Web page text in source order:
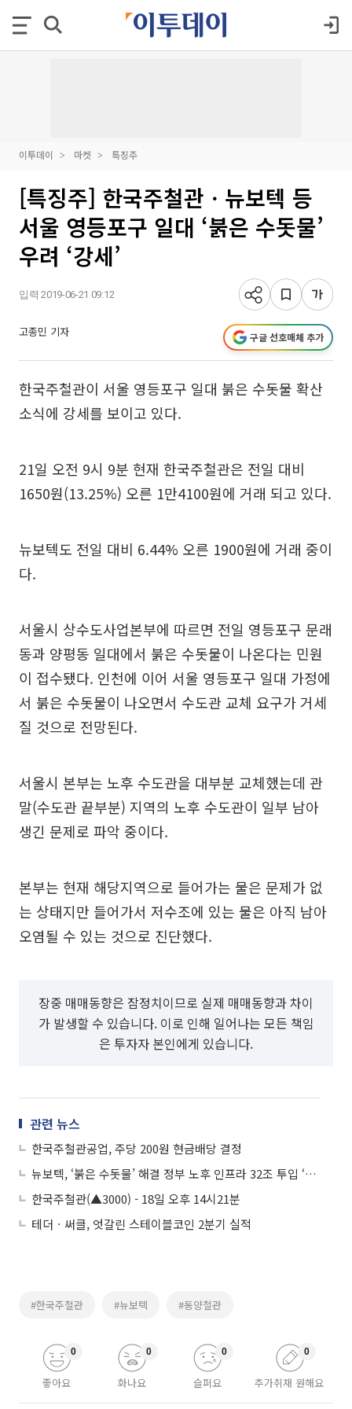
이투데이 마켓 특징주
[특징주] 한국주철관ㆍ뉴보텍 등
서울 영등포구 일대 ‘붉은 수돗물’
우려 ‘강세’
입력 2019-06-21 09:12
고종민 기자 구글 선호매체 추가
한국주철관이 서울 영등포구 일대 붉은 수돗물 확산
소식에 강세를 보이고 있다.
21일 오전 9시 9분 현재 한국주철관은 전일 대비
1650원(13.25%) 오른 1만4100원에 거래 되고 있다.
뉴보텍도 전일 대비 6.44% 오른 1900원에 거래 중이
다.
서울시 상수도사업본부에 따르면 전일 영등포구 문래
동과 양평동 일대에서 붉은 수돗물이 나온다는 민원
이 접수됐다. 인천에 이어 서울 영등포구 일대 가정에
서 붉은 수돗물이 나오면서 수도관 교체 요구가 거세
질 것으로 전망된다.
서울시 본부는 노후 수도관을 대부분 교체했는데 관
말(수도관 끝부분) 지역의 노후 수도관이 일부 남아
생긴 문제로 파악 중이다.
본부는 현재 해당지역으로 들어가는 물은 문제가 없
는 상태지만 들어가서 저수조에 있는 물은 아직 남아
오염될 수 있는 것으로 진단했다.
장중 매매동향은 잠정치이므로 실제 매매동향과 차이
가 발생할 수 있습니다. 이로 인해 일어나는 모든 책임
은 투자자 본인에게 있습니다.
관련 뉴스
한국주철관공업, 주당 200원 현금배당 결정
뉴보텍, ‘붉은 수돗물’ 해결 정부 노후 인프라 32조 투입 ‘강세’
한국주철관(▲3000) - 18일 오후 14시21분
테더ㆍ써클, 엇갈린 스테이블코인 2분기 실적
#한국주철관 #뉴보텍 #동양철관
좋아요
0
화나요
0
슬퍼요
0
추가취재 원해요
0